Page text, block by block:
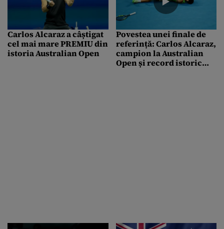
Carlos Alcaraz a câștigat
cel mai mare PREMIU din
istoria Australian Open
Povestea unei finale de
referință: Carlos Alcaraz,
campion la Australian
Open și record istoric